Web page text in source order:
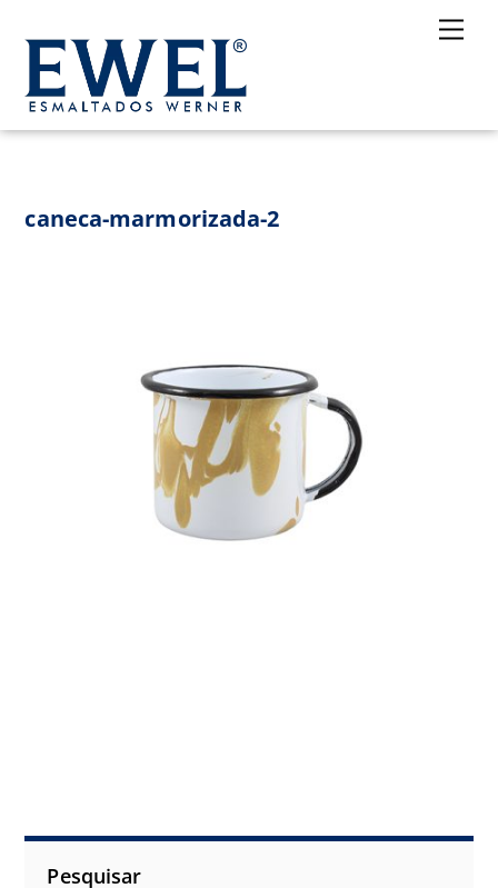
content
caneca-marmorizada-2
Pesquisar